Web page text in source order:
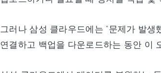
그러나 삼성 클라우드에는 "문제가 발
연결하고 백업을 다운로드하는 동안 이